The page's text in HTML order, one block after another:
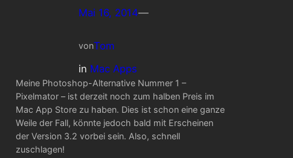
Mai 16, 2014—
vonTom
in Mac Apps
Meine Photoshop-Alternative Nummer 1 –
Pixelmator – ist derzeit noch zum halben Preis im
Mac App Store zu haben. Dies ist schon eine ganze
Weile der Fall, könnte jedoch bald mit Erscheinen
der Version 3.2 vorbei sein. Also, schnell
zuschlagen!